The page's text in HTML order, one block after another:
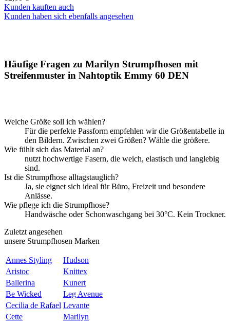
Kunden kauften auch
Kunden haben sich ebenfalls angesehen
Häufige Fragen zu Marilyn Strumpfhosen mit
Streifenmuster in Nahtoptik Emmy 60 DEN
Welche Größe soll ich wählen?
Für die perfekte Passform empfehlen wir die Größentabelle in
den Bildern. Zwischen zwei Größen? Wähle die größere.
Wie fühlt sich das Material an?
nutzt hochwertige Fasern, die weich, elastisch und langlebig
sind.
Ist die Strumpfhose alltagstauglich?
Ja, sie eignet sich ideal für Büro, Freizeit und besondere
Anlässe.
Wie pflege ich die Strumpfhose?
Handwäsche oder Schonwaschgang bei 30°C. Kein Trockner.
Zuletzt angesehen
unsere Strumpfhosen Marken
Annes Styling
Hudson
Aristoc
Knittex
Ballerina
Kunert
Be Wicked
Leg Avenue
Cecilia de Rafael Levante
Cette
Marilyn